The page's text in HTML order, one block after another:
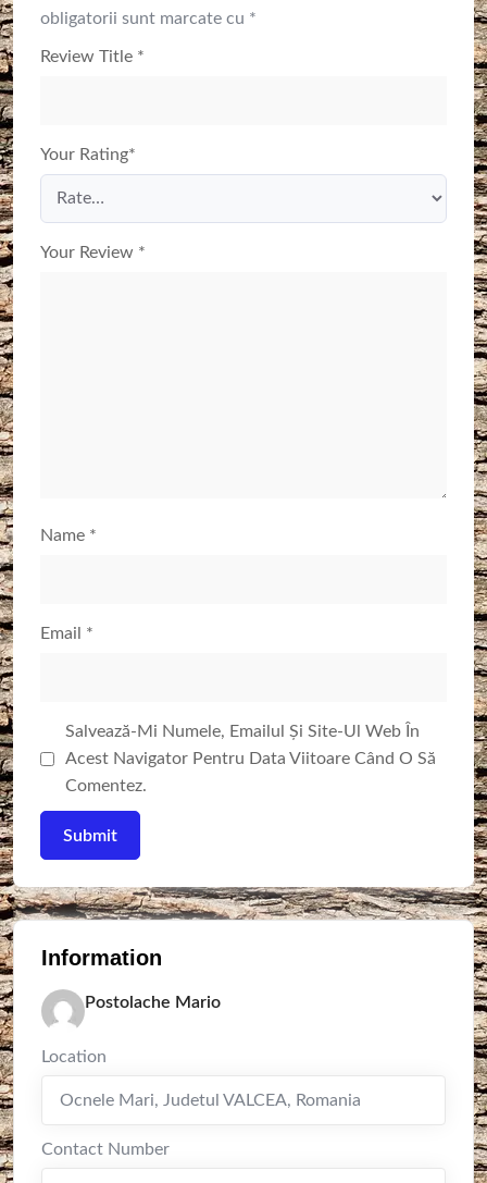
obligatorii sunt marcate cu *
Review Title *
Your Rating*
Your Review *
Name *
Email *
Salvează-Mi Numele, Emailul Și Site-Ul Web În
Acest Navigator Pentru Data Viitoare Când O Să
Comentez.
Information
Postolache Mario
Location
Ocnele Mari, Judetul VALCEA, Romania
Contact Number